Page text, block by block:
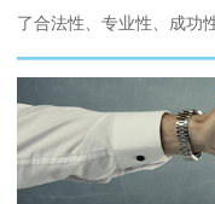
了合法性、专业性、成功性